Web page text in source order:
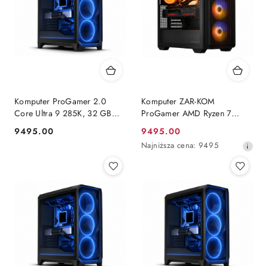
Komputer ProGamer 2.0
Core Ultra 9 285K, 32 GB
XT, WINDOWS 11
Cena:
9495.00
Komputer ZAR-KOM
ProGamer AMD Ryzen 7
NVMe 32 GB RAM Windows
11 Pro
Cena
promocyjna:
9495.00
Najniższa
Najniższa cena: 9495